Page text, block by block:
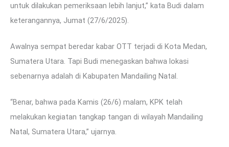
untuk dilakukan pemeriksaan lebih lanjut,” kata Budi dalam
keterangannya, Jumat (27/6/2025).
Awalnya sempat beredar kabar OTT terjadi di Kota Medan,
Sumatera Utara. Tapi Budi menegaskan bahwa lokasi
sebenarnya adalah di Kabupaten Mandailing Natal.
“Benar, bahwa pada Kamis (26/6) malam, KPK telah
melakukan kegiatan tangkap tangan di wilayah Mandailing
Natal, Sumatera Utara,” ujarnya.